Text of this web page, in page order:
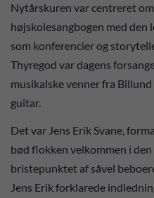
Nytårskuren var centreret
højskolesangbogen med
som konferencier og
Thyregod var dagens
musikalske venner fra
guitar.
Det var Jens Erik Svane,
bød flokken velkommen i
bristepunktet af såvel
Jens Erik forklarede